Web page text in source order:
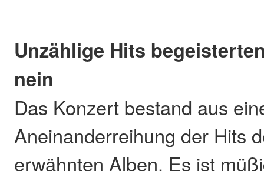
Unzählige Hits
nein
Das Konzert bestand aus
Aneinanderreihung der Hits
erwähnten Alben. Es ist